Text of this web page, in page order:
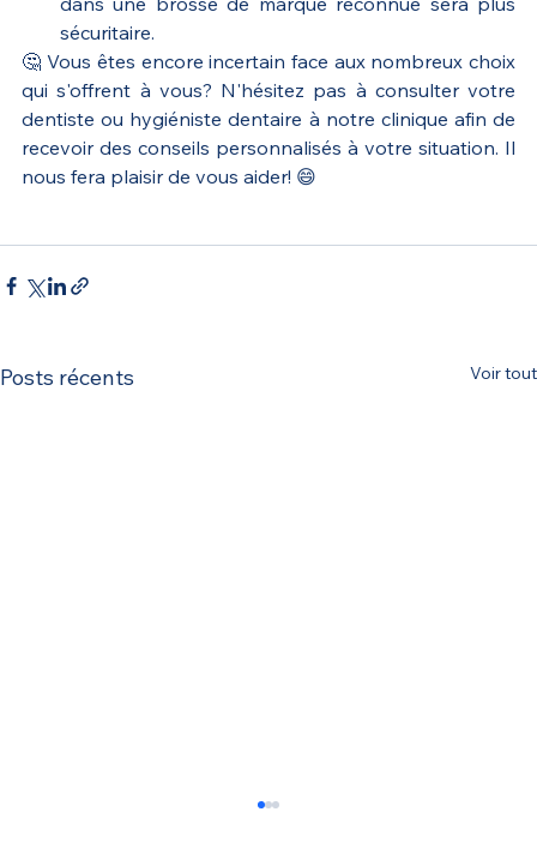
sécuritaire.
🤔 Vous êtes encore incertain face aux nombreux choix
qui s'offrent à vous? N'hésitez pas à consulter votre
dentiste ou hygiéniste dentaire à notre clinique afin de
recevoir des conseils personnalisés à votre situation. Il
nous fera plaisir de vous aider! 😄
Posts récents Voir tout